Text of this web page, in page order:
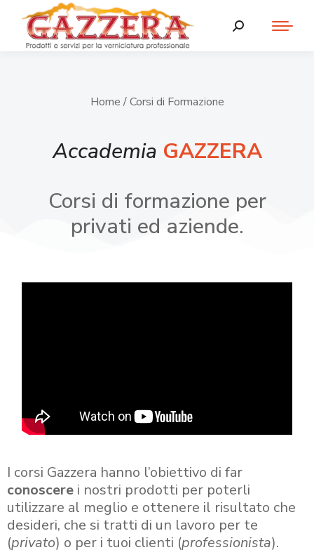
Home / Corsi di Formazione
Accademia GAZZERA
Corsi di formazione per
privati ed aziende.
I corsi Gazzera hanno l’obiettivo di far
conoscere i nostri prodotti per poterli
utilizzare al meglio e ottenere il risultato che
desideri, che si tratti di un lavoro per te
(privato) o per i tuoi clienti (professionista).